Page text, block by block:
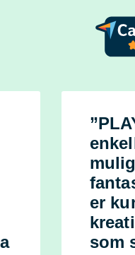
er
som